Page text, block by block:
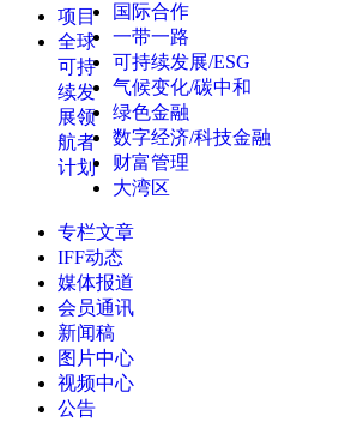
项目
全球
可持
续发
展领
航者
计划
国际合作
一带一路
可持续发展/ESG
气候变化/碳中和
绿色金融
数字经济/科技金融
财富管理
大湾区
专栏文章
IFF动态
媒体报道
会员通讯
新闻稿
图片中心
视频中心
公告